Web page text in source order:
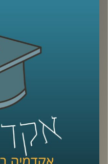
ההתנהגותית
מתמודדת הכלכלה עם
וההתנהגות
שנים על מעמד
העדפת כלכלה
קרדיט תמונות:AudioVersity